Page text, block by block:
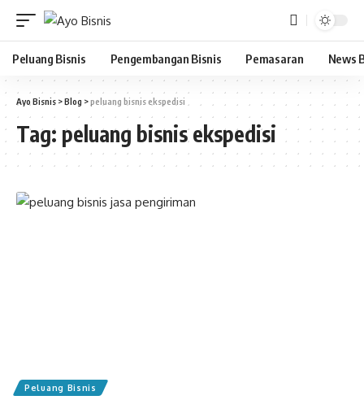
Peluang Bisnis Pengembangan Bisnis Pemasaran News
Ayo Bisnis >Blog >peluang bisnis ekspedisi
Tag: peluang bisnis ekspedisi
Peluang Bisnis